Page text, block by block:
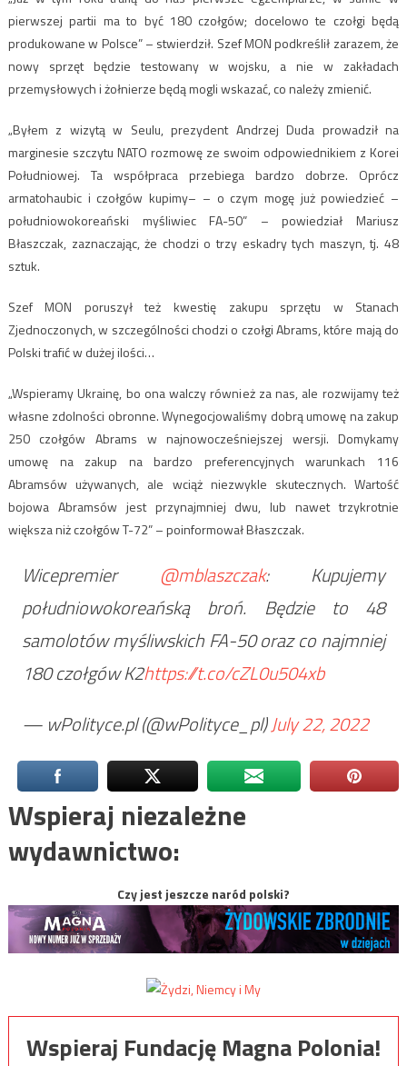
pierwszej partii ma to być 180 czołgów; docelowo te czołgi będą
produkowane w Polsce” – stwierdził. Szef MON podkreślił zarazem, że
nowy sprzęt będzie testowany w wojsku, a nie w zakładach
przemysłowych i żołnierze będą mogli wskazać, co należy zmienić.
„Byłem z wizytą w Seulu, prezydent Andrzej Duda prowadził na
marginesie szczytu NATO rozmowę ze swoim odpowiednikiem z Korei
Południowej. Ta współpraca przebiega bardzo dobrze. Oprócz
armatohaubic i czołgów kupimy– – o czym mogę już powiedzieć –
południowokoreański myśliwiec FA-50” – powiedział Mariusz
Błaszczak, zaznaczając, że chodzi o trzy eskadry tych maszyn, tj. 48
sztuk.
Szef MON poruszył też kwestię zakupu sprzętu w Stanach
Zjednoczonych, w szczególności chodzi o czołgi Abrams, które mają do
Polski trafić w dużej ilości…
„Wspieramy Ukrainę, bo ona walczy również za nas, ale rozwijamy też
własne zdolności obronne. Wynegocjowaliśmy dobrą umowę na zakup
250 czołgów Abrams w najnowocześniejszej wersji. Domykamy
umowę na zakup na bardzo preferencyjnych warunkach 116
Abramsów używanych, ale wciąż niezwykle skutecznych. Wartość
bojowa Abramsów jest przynajmniej dwu, lub nawet trzykrotnie
większa niż czołgów T-72” – poinformował Błaszczak.
Wicepremier @mblaszczak: Kupujemy
południowokoreańską broń. Będzie to 48
samolotów myśliwskich FA-50 oraz co najmniej
180 czołgów K2https://t.co/cZL0u504xb
— wPolityce.pl (@wPolityce_pl)July 22, 2022
Wspieraj niezależne
wydawnictwo:
Czy jest jeszcze naród polski?
Wspieraj Fundację Magna Polonia!